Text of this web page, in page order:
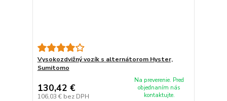
Vysokozdvižný vozík s alternátorom Hyster,
Sumitomo
130,42 €
106,03 € bez DPH
Na preverenie. Pred
objednaním nás
kontaktujte.